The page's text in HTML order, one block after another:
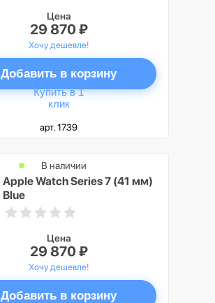
Цена
29 870 ₽
Хочу дешевле!
Добавить в корзину
Купить в 1
клик
арт. 1739
Apple Watch Series 7 (41 мм)
Blue
В наличии
Цена
29 870 ₽
Хочу дешевле!
Добавить в корзину